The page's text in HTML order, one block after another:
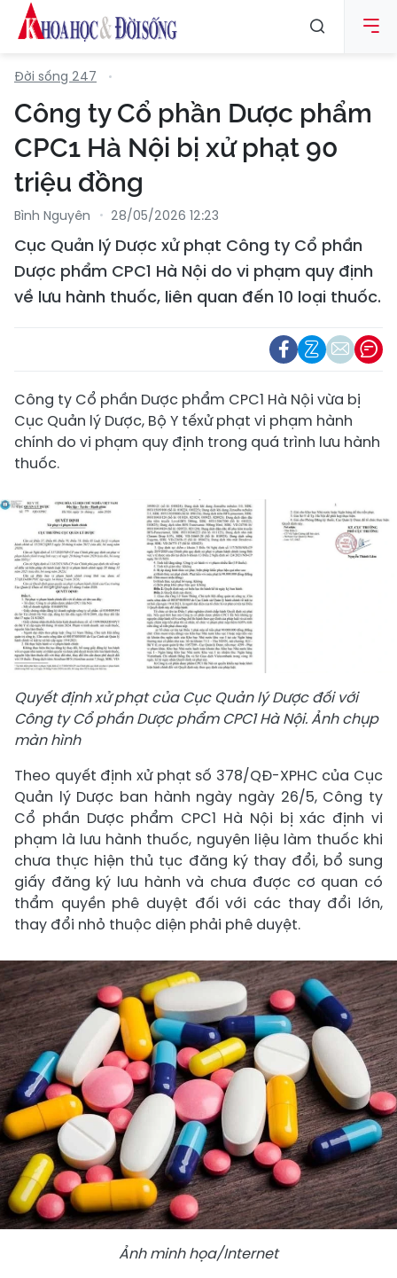
Đời sống 247
Công ty Cổ phần Dược phẩm
CPC1 Hà Nội bị xử phạt 90
triệu đồng
Bình Nguyên 28/05/2026 12:23
Cục Quản lý Dược xử phạt Công ty Cổ phần
Dược phẩm CPC1 Hà Nội do vi phạm quy định
về lưu hành thuốc, liên quan đến 10 loại thuốc.
Công ty Cổ phần Dược phẩm CPC1 Hà Nội vừa bị
Cục Quản lý Dược, Bộ Y tếxử phạt vi phạm hành
chính do vi phạm quy định trong quá trình lưu hành
thuốc.
Quyết định xử phạt của Cục Quản lý Dược đối với
Công ty Cổ phần Dược phẩm CPC1 Hà Nội. Ảnh chụp
màn hình
Theo quyết định xử phạt số 378/QĐ-XPHC của Cục
Quản lý Dược ban hành ngày ngày 26/5, Công ty
Cổ phần Dược phẩm CPC1 Hà Nội bị xác định vi
phạm là lưu hành thuốc, nguyên liệu làm thuốc khi
chưa thực hiện thủ tục đăng ký thay đổi, bổ sung
giấy đăng ký lưu hành và chưa được cơ quan có
thẩm quyền phê duyệt đối với các thay đổi lớn,
thay đổi nhỏ thuộc diện phải phê duyệt.
Ảnh minh họa/Internet